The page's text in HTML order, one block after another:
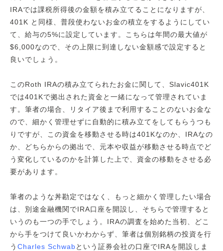
IRAでは課税所得後の金額を積み立てることになりますが、
401K と同様、普段使わないお金の積立をするようにしてい
て、給与の5%に設定しています。こちらは年間の最大値が
$6,000なので、その上限に到達しない金額感で設定すると
良いでしょう。
このRoth IRAの積み立てられたお金に関して、Slavic401K
では401Kで拠出された資金と一緒になって管理されていま
す。筆者の場合、リタイア後まで利用することのないお金な
ので、細かく管理せずに自動的に積み立てをしてもらうつも
りですが、この資金を移動させる時は401Kなのか、IRAなの
か、どちらからの拠出で、元本や収益が移動させる時点でど
う変化しているのかを計算した上で、資金の移動をさせる必
要があります。
筆者のような丼勘定ではなく、もっと細かく管理したい場合
は、別途金融機関でIRA口座を開設し、そちらで管理すると
いうのも一つの手でしょう。IRAの調査を始めた当初、どこ
から手をつけて良いかわからず、筆者は個別銘柄の投資を行
う Charles Schwabという証券会社の口座でIRAを開設しま